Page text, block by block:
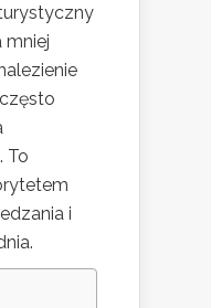
mniej
To
i